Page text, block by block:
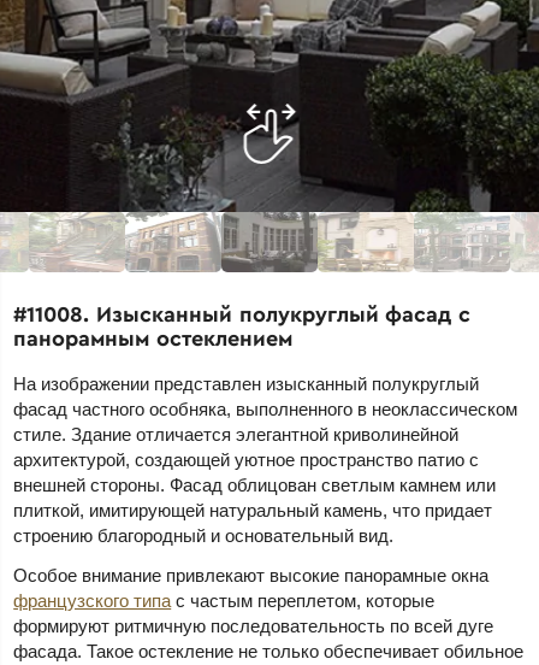
#11008. Изысканный полукруглый фасад с
панорамным остеклением
На изображении представлен изысканный полукруглый
фасад частного особняка, выполненного в неоклассическом
стиле. Здание отличается элегантной криволинейной
архитектурой, создающей уютное пространство патио с
внешней стороны. Фасад облицован светлым камнем или
плиткой, имитирующей натуральный камень, что придает
строению благородный и основательный вид.
Особое внимание привлекают высокие панорамные окна
французского типа с частым переплетом, которые
формируют ритмичную последовательность по всей дуге
фасада. Такое остекление не только обеспечивает обильное